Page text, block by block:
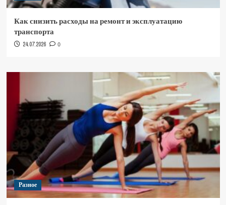
Как снизить расходы на ремонт и эксплуатацию
транспорта
24.07.2026 0
Разное